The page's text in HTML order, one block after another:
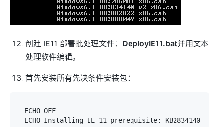
创建 IE11 部署批处理文件： DeployIE11.bat并用文本
处理软件编辑。
首先安装所有先决条件安装包：
ECHO OFF
ECHO Installing IE 11 prerequisite: KB2834140